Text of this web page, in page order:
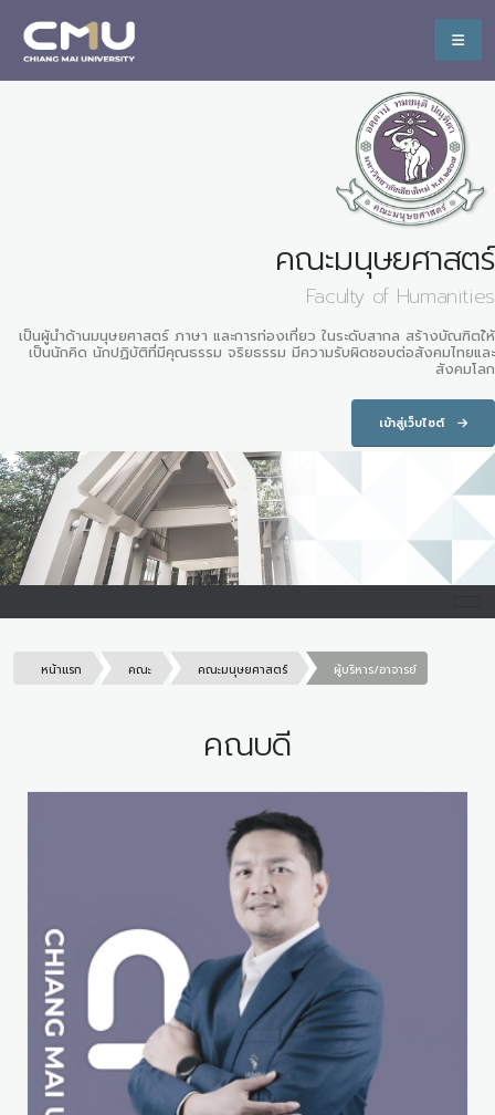
คณะมนุษยศาสตร์
Faculty of Humanities
เป็นผู้นำด้านมนุษยศาสตร์ ภาษา และการท่องเที่ยว ในระดับสากล สร้างบัณฑิตใ้ห้
เป็นนักคิด นักปฏิบัติที่มีคุณธรรม จริยธรรม มีความรับผิดชอบต่อสังคมไทยและ
สังคมโลก
เข้าสู่เว็บไซต์
หน้าแรก คณะ คณะมนุษยศาสตร์ ผู้บริหาร/อาจารย์
คณบดี